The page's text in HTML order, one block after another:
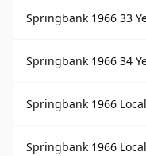
Springbank 1966 33
Springbank 1966 34
Springbank 1966
Springbank 1966